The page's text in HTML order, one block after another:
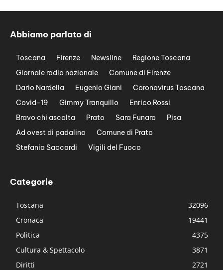
Abbiamo parlato di
Toscana Firenze Newsline
Regione Toscana
Giornale radio nazionale
Comune di Firenze
Dario Nardella
Eugenio Giani
Coronavirus Toscana
Covid-19
Gimmy Tranquillo
Enrico Rossi
Bravo chi ascolta
Prato Sara Funaro
Pisa
Ad ovest di padalino
Comune di Prato
Stefania Saccardi
Vigili del Fuoco
Categorie
Toscana
32096
Cronaca
19441
Politica
4375
Cultura & Spettacolo
3871
Diritti
2721